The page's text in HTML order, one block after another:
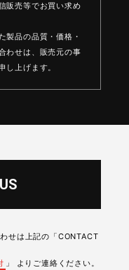
販売等でお買い求め
製品の品質・価格・
わせは、販売元の事
し上げます。
せは上記の「CONTACT
」 よりご連絡ください。